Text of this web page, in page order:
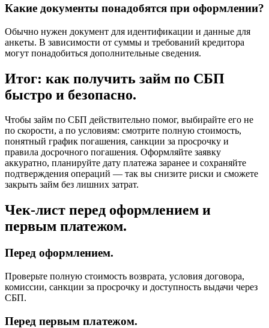
Какие документы понадобятся при оформлении?
Обычно нужен документ для идентификации и данные для
анкеты. В зависимости от суммы и требований кредитора
могут понадобиться дополнительные сведения.
Итог: как получить займ по СБП
быстро и безопасно.
Чтобы займ по СБП действительно помог, выбирайте его не
по скорости, а по условиям: смотрите полную стоимость,
понятный график погашения, санкции за просрочку и
правила досрочного погашения. Оформляйте заявку
аккуратно, планируйте дату платежа заранее и сохраняйте
подтверждения операций — так вы снизите риски и сможете
закрыть займ без лишних затрат.
Чек-лист перед оформлением и
первым платежом.
Перед оформлением.
Проверьте полную стоимость возврата, условия договора,
комиссии, санкции за просрочку и доступность выдачи через
СБП.
Перед первым платежом.